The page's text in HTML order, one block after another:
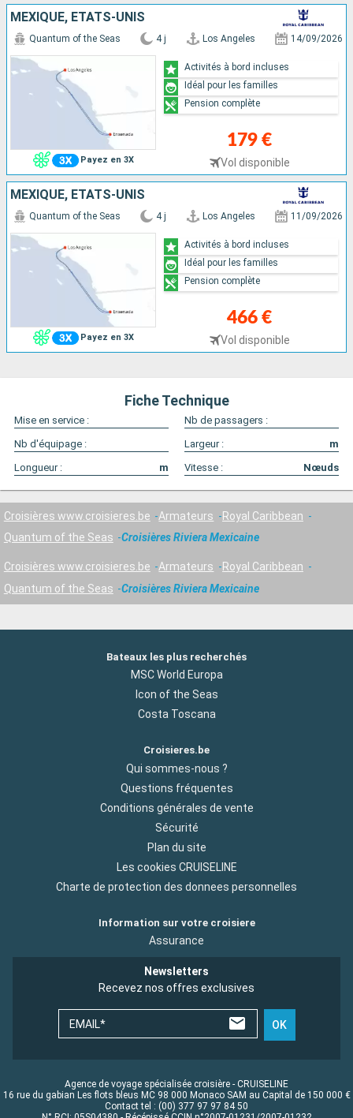
MEXIQUE, ÉTATS-UNIS
Payez en 3X
Quantum of the Seas 4 j Los Angeles 14/09/2026
179 €
Vol disponible
Activités à bord incluses
Idéal pour les familles
Pension complète
MEXIQUE, ÉTATS-UNIS
Payez en 3X
Quantum of the Seas 4 j Los Angeles 11/09/2026
466 €
Vol disponible
Activités à bord incluses
Idéal pour les familles
Pension complète
Fiche Technique
Mise en service :
Nb de passagers :
Nb d'équipage :
Largeur :
m
Longueur :
m Vitesse : Nœuds
Croisières www.croisieres.be Armateurs
Royal Caribbean
Quantum of the Seas
Croisières Riviera Mexicaine
Croisières www.croisieres.be Armateurs
Royal Caribbean
Quantum of the Seas
Croisières Riviera Mexicaine
Bateaux les plus recherchés
MSC World Europa
Icon of the Seas
Costa Toscana
Croisieres.be
Qui sommes-nous ?
Questions fréquentes
Conditions générales de vente
Sécurité
Plan du site
Les cookies CRUISELINE
Charte de protection des donnees personnelles
Information sur votre croisiere
Assurance
Newsletters
Recevez nos offres exclusives
EMAIL* OK
Agence de voyage spécialisée croisière - CRUISELINE
16 rue du gabian Les flots bleus MC 98 000 Monaco SAM au Capital de 150 000 €
Contact tel : (00) 377 97 97 84 50